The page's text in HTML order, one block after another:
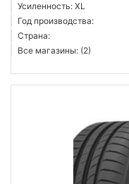
Усиленность: XL
Год производства:
Страна:
Все магазины: (2)